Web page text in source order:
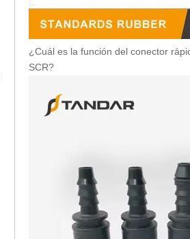
¿Cuál es la función del conector
SCR?